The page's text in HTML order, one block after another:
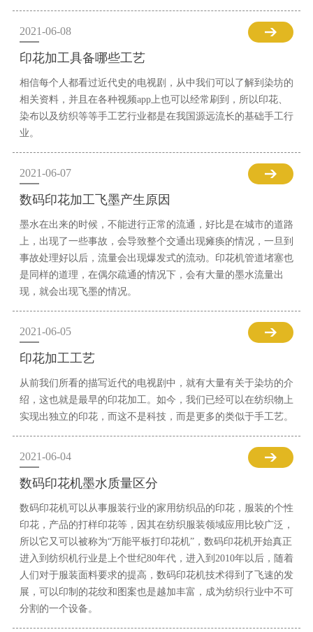
2021-06-08
印花加工具备哪些工艺
相信每个人都看过近代史的电视剧，从中我们可以了解到染坊的
相关资料，并且在各种视频app上也可以经常刷到，所以印花、
染布以及纺织等等手工艺行业都是在我国源远流长的基础手工行
业。
2021-06-07
数码印花加工飞墨产生原因
墨水在出来的时候，不能进行正常的流通，好比是在城市的道路
上，出现了一些事故，会导致整个交通出现瘫痪的情况，一旦到
事故处理好以后，流量会出现爆发式的流动。印花机管道堵塞也
是同样的道理，在偶尔疏通的情况下，会有大量的墨水流量出
现，就会出现飞墨的情况。
2021-06-05
印花加工工艺
从前我们所看的描写近代的电视剧中，就有大量有关于染坊的介
绍，这也就是最早的印花加工。如今，我们已经可以在纺织物上
实现出独立的印花，而这不是科技，而是更多的类似于手工艺。
2021-06-04
数码印花机墨水质量区分
数码印花机可以从事服装行业的家用纺织品的印花，服装的个性
印花，产品的打样印花等，因其在纺织服装领域应用比较广泛，
所以它又可以被称为“万能平板打印花机”，数码印花机开始真正
进入到纺织机行业是上个世纪80年代，进入到2010年以后，随着
人们对于服装面料要求的提高，数码印花机技术得到了飞速的发
展，可以印制的花纹和图案也是越加丰富，成为纺织行业中不可
分割的一个设备。